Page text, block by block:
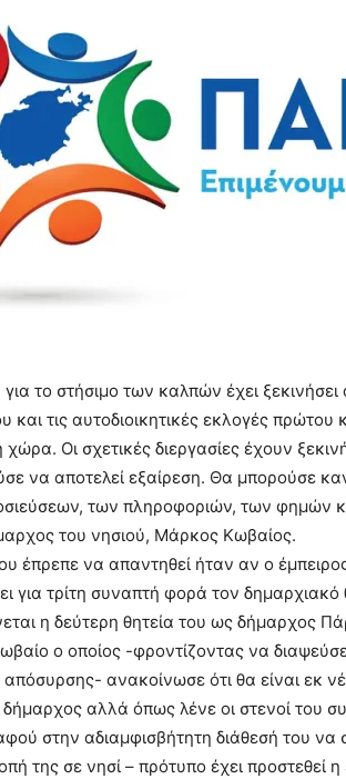
το στήσιμο των καλπών έχει
τις αυτοδιοικητικές εκλογές
Οι σχετικές διεργασίες έχουν
να αποτελεί εξαίρεση. Θα μπορούσε
των πληροφοριών, των φημών
του νησιού, Μάρκος Κωβαίος.
έπρεπε να απαντηθεί ήταν αν ο έμπειρος
για τρίτη συναπτή φορά τον
η δεύτερη θητεία του ως δήμαρχος
ο οποίος -φροντίζοντας να
απόσυρσης- ανακοίνωσε ότι θα είναι εκ
αλλά όπως λένε οι στενοί του
στην αδιαμφισβήτητη διάθεσή του να
της σε νησί – πρότυπο έχει προστεθεί η